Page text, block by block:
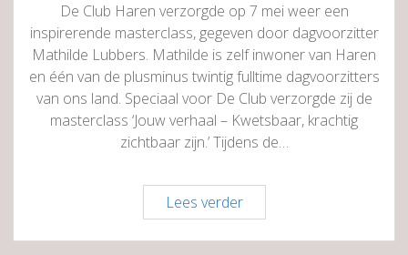
De Club Haren verzorgde op 7 mei weer een
inspirerende masterclass, gegeven door dagvoorzitter
Mathilde Lubbers. Mathilde is zelf inwoner van Haren
en één van de plusminus twintig fulltime dagvoorzitters
van ons land. Speciaal voor De Club verzorgde zij de
masterclass ‘Jouw verhaal – Kwetsbaar, krachtig
zichtbaar zijn.’ Tijdens de…
Lees verderMasterclass
van
dagvoorzitter